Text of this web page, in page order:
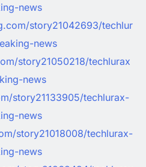
news
story21042693/techlur
news
story21050218/techlurax
news
story21133905/techlurax-
news
story21018008/techlurax-
news